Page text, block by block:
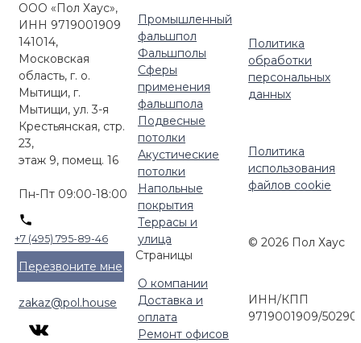
ООО «Пол Хаус»,
ИНН 9719001909
141014,
Московская
область, г. о.
Мытищи, г.
Мытищи, ул. 3-я
Крестьянская, стр.
23,
этаж 9, помещ. 16
Пн-Пт 09:00-18:00
+7 (495) 795-89-46
Перезвоните мне
zakaz@pol.house
Промышленный
фальшпол
Фальшполы
Сферы
применения
фальшпола
Подвесные
потолки
Акустические
потолки
Напольные
покрытия
Террасы и
улица
Страницы
О компании
Доставка и
оплата
Ремонт офисов
Политика
обработки
персональных
данных
Политика
использования
файлов cookie
© 2026 Пол Хаус
ИНН/КПП
9719001909/